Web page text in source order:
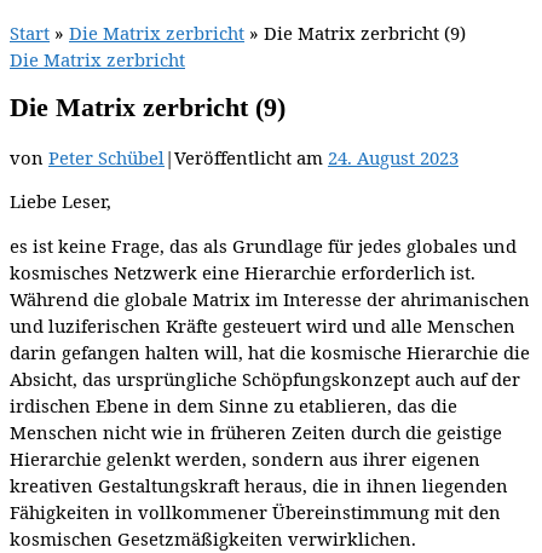
Start » Die Matrix zerbricht » Die Matrix zerbricht (9)
Die Matrix zerbricht
Die Matrix zerbricht (9)
von Peter Schübel |Veröffentlicht am 24. August 2023
Liebe Leser,
es ist keine Frage, das als Grundlage für jedes globales und
kosmisches Netzwerk eine Hierarchie erforderlich ist.
Während die globale Matrix im Interesse der ahrimanischen
und luziferischen Kräfte gesteuert wird und alle Menschen
darin gefangen halten will, hat die kosmische Hierarchie die
Absicht, das ursprüngliche Schöpfungskonzept auch auf der
irdischen Ebene in dem Sinne zu etablieren, das die
Menschen nicht wie in früheren Zeiten durch die geistige
Hierarchie gelenkt werden, sondern aus ihrer eigenen
kreativen Gestaltungskraft heraus, die in ihnen liegenden
Fähigkeiten in vollkommener Übereinstimmung mit den
kosmischen Gesetzmäßigkeiten verwirklichen.